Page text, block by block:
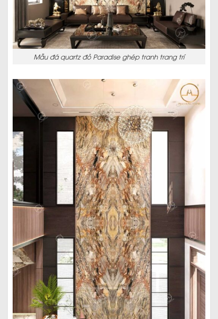
Mẫu đá quartz đỏ Paradise ghép tranh trang trí